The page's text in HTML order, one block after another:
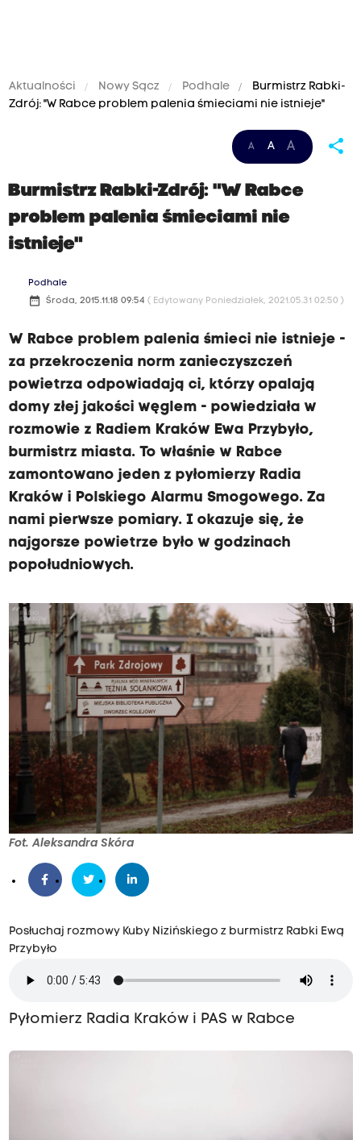
Aktualności Nowy Sącz Podhale
Burmistrz Rabki-
Zdrój: "W Rabce problem palenia śmieciami nie istnieje"
A A A share
Burmistrz Rabki-Zdrój: "W Rabce
problem palenia śmieciami nie
istnieje"
Podhale
date_range Środa, 2015.11.18 09:54 ( Edytowany Poniedziałek, 2021.05.31 02:50 )
W Rabce problem palenia śmieci nie istnieje -
za przekroczenia norm zanieczyszczeń
powietrza odpowiadają ci, którzy opalają
domy złej jakości węglem - powiedziała w
rozmowie z Radiem Kraków Ewa Przybyło,
burmistrz miasta. To właśnie w Rabce
zamontowano jeden z pyłomierzy Radia
Kraków i Polskiego Alarmu Smogowego. Za
nami pierwsze pomiary. I okazuje się, że
najgorsze powietrze było w godzinach
popołudniowych.
Fot. Aleksandra Skóra
Posłuchaj rozmowy Kuby Nizińskiego z burmistrz Rabki Ewą
Przybyło
Pyłomierz Radia Kraków i PAS w Rabce